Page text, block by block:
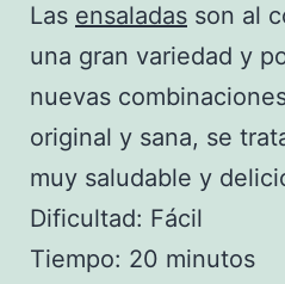
Las ensaladas son al
una gran variedad y
nuevas
original y sana, se
muy saludable y
Dificultad: Fácil
Tiempo: 20 minutos